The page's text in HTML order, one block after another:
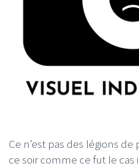
Ce n’est pas des légions
ce soir comme ce fut le cas